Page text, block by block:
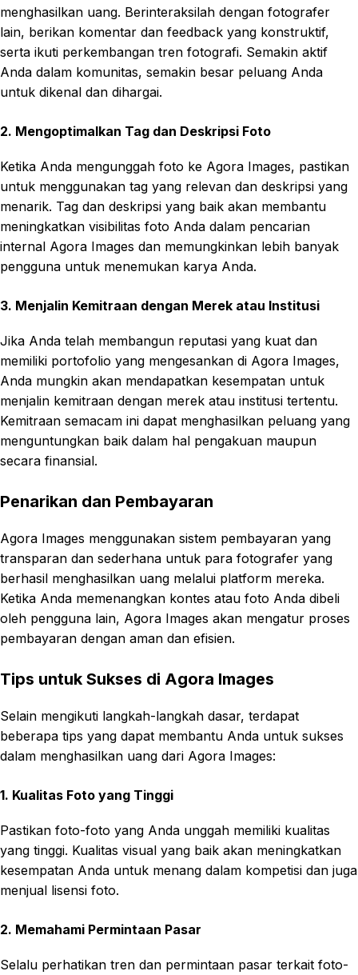
menghasilkan uang. Berinteraksilah dengan fotografer
lain, berikan komentar dan feedback yang konstruktif,
serta ikuti perkembangan tren fotografi. Semakin aktif
Anda dalam komunitas, semakin besar peluang Anda
untuk dikenal dan dihargai.
2. Mengoptimalkan Tag dan Deskripsi Foto
Ketika Anda mengunggah foto ke Agora Images, pastikan
untuk menggunakan tag yang relevan dan deskripsi yang
menarik. Tag dan deskripsi yang baik akan membantu
meningkatkan visibilitas foto Anda dalam pencarian
internal Agora Images dan memungkinkan lebih banyak
pengguna untuk menemukan karya Anda.
3. Menjalin Kemitraan dengan Merek atau Institusi
Jika Anda telah membangun reputasi yang kuat dan
memiliki portofolio yang mengesankan di Agora Images,
Anda mungkin akan mendapatkan kesempatan untuk
menjalin kemitraan dengan merek atau institusi tertentu.
Kemitraan semacam ini dapat menghasilkan peluang yang
menguntungkan baik dalam hal pengakuan maupun
secara finansial.
Penarikan dan Pembayaran
Agora Images menggunakan sistem pembayaran yang
transparan dan sederhana untuk para fotografer yang
berhasil menghasilkan uang melalui platform mereka.
Ketika Anda memenangkan kontes atau foto Anda dibeli
oleh pengguna lain, Agora Images akan mengatur proses
pembayaran dengan aman dan efisien.
Tips untuk Sukses di Agora Images
Selain mengikuti langkah-langkah dasar, terdapat
beberapa tips yang dapat membantu Anda untuk sukses
dalam menghasilkan uang dari Agora Images:
1. Kualitas Foto yang Tinggi
Pastikan foto-foto yang Anda unggah memiliki kualitas
yang tinggi. Kualitas visual yang baik akan meningkatkan
kesempatan Anda untuk menang dalam kompetisi dan juga
menjual lisensi foto.
2. Memahami Permintaan Pasar
Selalu perhatikan tren dan permintaan pasar terkait foto-